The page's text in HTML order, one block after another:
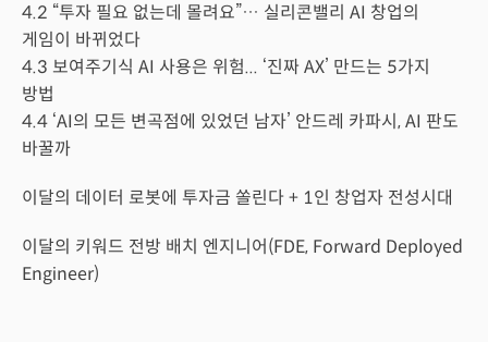
4.2 “투자 필요 없는데 몰려요”… 실리콘밸리 AI 창업의
게임이 바뀌었다
4.3 보여주기식 AI 사용은 위험... ‘진짜 AX’ 만드는 5가지
방법
4.4 ‘AI의 모든 변곡점에 있었던 남자’ 안드레 카파시, AI 판도
바꿀까
이달의 데이터 로봇에 투자금 쏠린다 + 1인 창업자 전성시대
이달의 키워드 전방 배치 엔지니어(FDE, Forward Deployed
Engineer)
결제 중 오류가 발생했습니다.